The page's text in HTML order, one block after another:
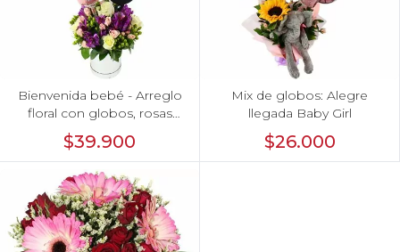
Bienvenida bebé - Arreglo
floral con globos, rosas
blanci, minirosas rosado,
astromelias morado e
hypericum
$39.900
Mix de globos: Alegre
llegada Baby Girl
$26.000